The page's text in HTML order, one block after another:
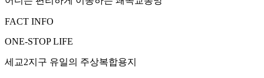
FACT INFO
ONE-STOP LIFE
세교2지구 유일의 주상복합용지